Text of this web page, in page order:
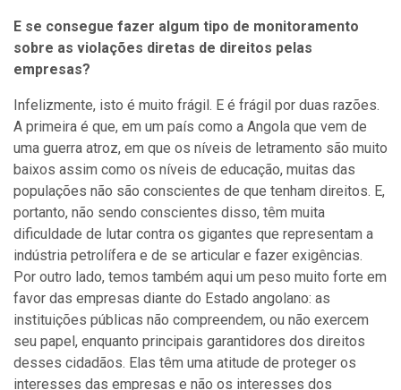
E se consegue fazer algum tipo de monitoramento
sobre as violações diretas de direitos pelas
empresas?
Infelizmente, isto é muito frágil. E é frágil por duas razões.
A primeira é que, em um país como a Angola que vem de
uma guerra atroz, em que os níveis de letramento são muito
baixos assim como os níveis de educação, muitas das
populações não são conscientes de que tenham direitos. E,
portanto, não sendo conscientes disso, têm muita
dificuldade de lutar contra os gigantes que representam a
indústria petrolífera e de se articular e fazer exigências.
Por outro lado, temos também aqui um peso muito forte em
favor das empresas diante do Estado angolano: as
instituições públicas não compreendem, ou não exercem
seu papel, enquanto principais garantidores dos direitos
desses cidadãos. Elas têm uma atitude de proteger os
interesses das empresas e não os interesses dos